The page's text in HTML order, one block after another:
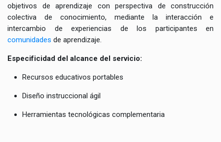
objetivos de aprendizaje con perspectiva de construcción
colectiva de conocimiento, mediante la interacción e
intercambio de experiencias de los participantes en
comunidades de aprendizaje.
Especificidad del alcance del servicio:
Recursos educativos portables
Diseño instruccional ágil
Herramientas tecnológicas complementaria